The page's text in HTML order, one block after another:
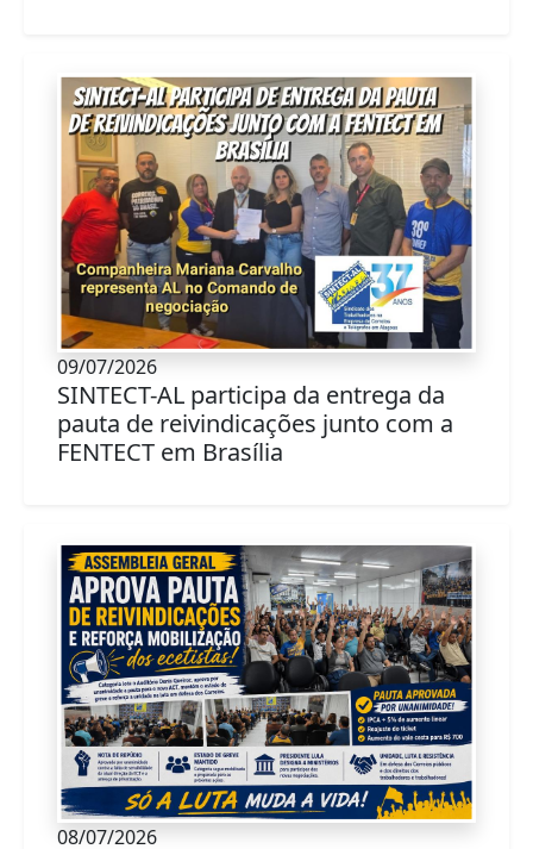
09/07/2026
SINTECT-AL participa da entrega da
pauta de reivindicações junto com a
FENTECT em Brasília
08/07/2026